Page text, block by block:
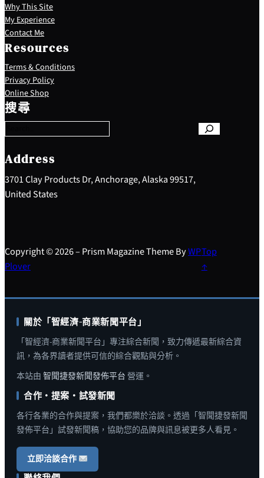
Why This Site
My Experience
Contact Me
Resources
Terms & Conditions
Privacy Policy
Online Shop
搜尋
S
e
a
c
h
Address
3701 Clay Products Dr, Anchorage, Alaska 99517,
United States
Copyright © 2026 – Prism Magazine Theme ByWP
Plover
Top
↑
關於「智經濟-商業新聞平台」
「智經濟-商業新聞平台」專注綜合新聞，致力傳遞最新綜合資
訊，為各界讀者提供可信的綜合觀點與分析。
本站由 智聞捷發新聞發佈平台 營運。
合作・提案・試發新聞
各行各業的合作與提案，我們都樂於洽談。透過「智聞捷發新聞
發佈平台」試發新聞稿，協助您的品牌與訊息被更多人看見。
立即洽談合作